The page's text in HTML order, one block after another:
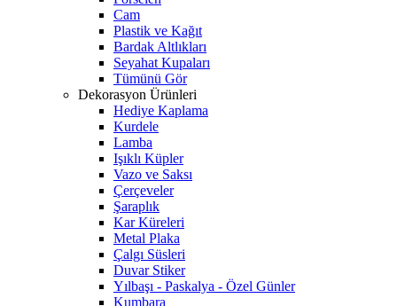
Cam
Plastik ve Kağıt
Bardak Altlıkları
Seyahat Kupaları
Tümünü Gör
Dekorasyon Ürünleri
Hediye Kaplama
Kurdele
Lamba
Işıklı Küpler
Vazo ve Saksı
Çerçeveler
Şaraplık
Kar Küreleri
Metal Plaka
Çalgı Süsleri
Duvar Stiker
Yılbaşı - Paskalya - Özel Günler
Kumbara